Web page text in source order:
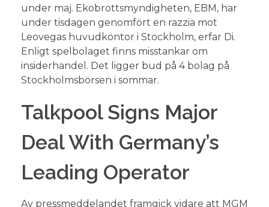
under maj. Ekobrottsmyndigheten, EBM, har
under tisdagen genomfört en razzia mot
Leovegas huvudkontor i Stockholm, erfar Di.
Enligt spelbolaget finns misstankar om
insiderhandel. Det ligger bud på 4 bolag på
Stockholmsbörsen i sommar.
Talkpool Signs Major
Deal With Germany’s
Leading Operator
Av pressmeddelandet framgick vidare att MGM